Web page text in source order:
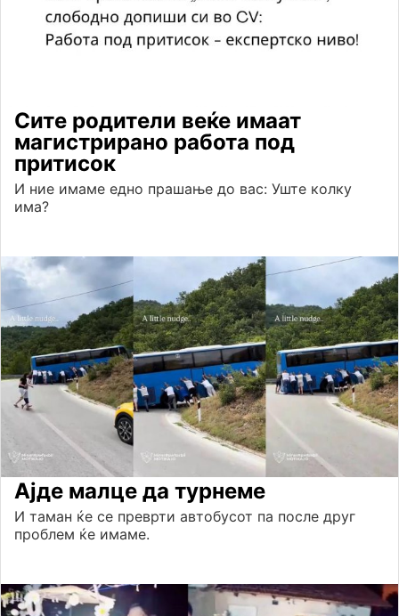
Сите родители веќе имаат
магистрирано работа под
притисок
И ние имаме едно прашање до вас: Уште колку
има?
Ајде малце да турнеме
И таман ќе се преврти автобусот па после друг
проблем ќе имаме.